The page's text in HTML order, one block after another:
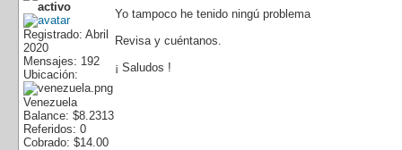
Registrado: Abril
2020
Mensajes: 192
Ubicación:
Venezuela
Balance: $8.2313
Referidos: 0
Cobrado: $14.00
Yo tampoco he tenido ningú problema
Revisa y cuéntanos.
¡ Saludos !